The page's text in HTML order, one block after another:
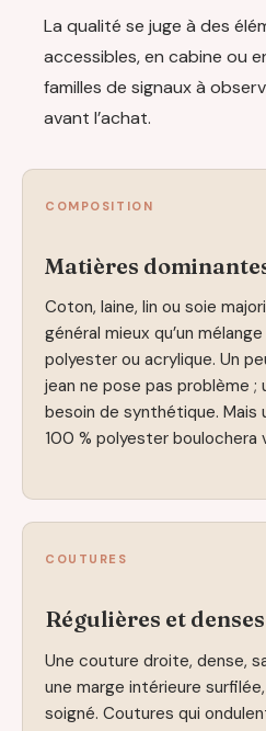
La qualité se juge à des
accessibles, en cabine ou
familles de signaux à
avant l’achat.
COMPOSITION
Matières
Coton, laine, lin ou soie
général mieux qu’un
polyester ou acrylique. Un
jean ne pose pas problème ;
besoin de synthétique. Mais
100 % polyester boulochera
COUTURES
Régulières et denses
Une couture droite, dense,
une marge intérieure
soigné. Coutures qui